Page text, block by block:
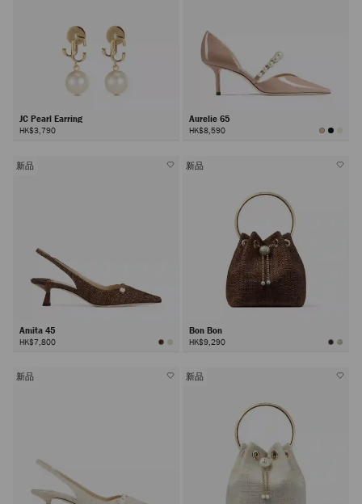
JC Pearl Earring
HK$3,790
Aurelie 65
HK$8,590
新品
Amita 45
HK$7,800
新品
Bon Bon
HK$9,290
新品 新品